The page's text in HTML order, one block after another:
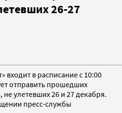
26-27
входит в расписание с 10:00
отправить прошедших
улетевших 26 и 27 декабря.
пресс-службы